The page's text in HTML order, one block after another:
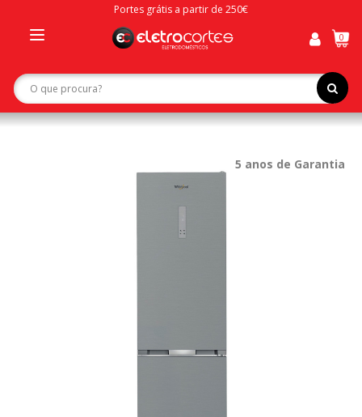
Portes grátis a partir de 250€
navigation
0
5 anos de Garantia